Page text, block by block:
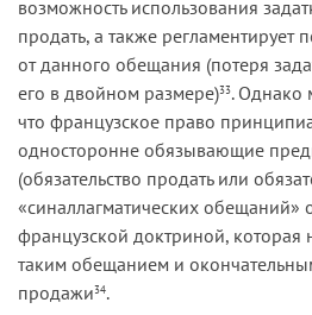
возможность использования
продать, а также регламентирует
от данного обещания (потеря
его в двойном размере)33. Однако
что французское право
односторонне обязывающие
(обязательство продать или
«синаллагматических обещаний»
французской доктриной,
таким обещанием и
продажи34.